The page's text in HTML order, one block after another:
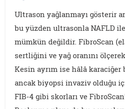
Ultrason yağlanmayı gösterir
bu yüzden ultrasonla NAFLD
mümkün değildir. FibroScan
sertliğini ve yağ oranını
Kesin ayrım ise hâlâ karaciğer
ancak biyopsi invaziv olduğu
FIB-4 gibi skorları ve